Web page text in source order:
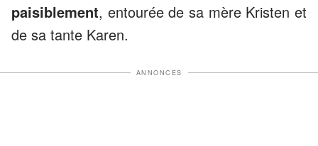
paisiblement, entourée de sa mère Kristen et
de sa tante Karen.
ANNONCES